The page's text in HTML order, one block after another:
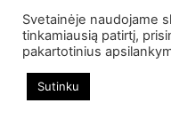
© 2022
Svetainėje naudojame
tinkamiausią patirtį,
pakartotinius
Sutinku